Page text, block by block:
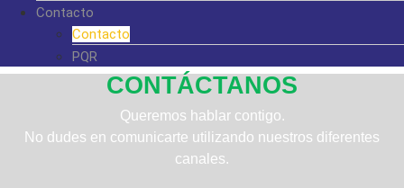
Contacto
Contacto
PQR
CONTÁCTANOS
Queremos hablar contigo.
No dudes en comunicarte utilizando nuestros diferentes
canales.